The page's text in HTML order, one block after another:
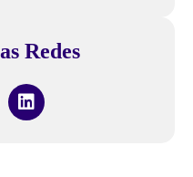
Redes